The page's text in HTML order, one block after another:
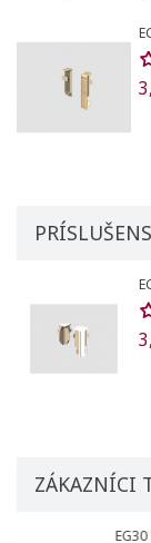
ZÁKAZNÍCI